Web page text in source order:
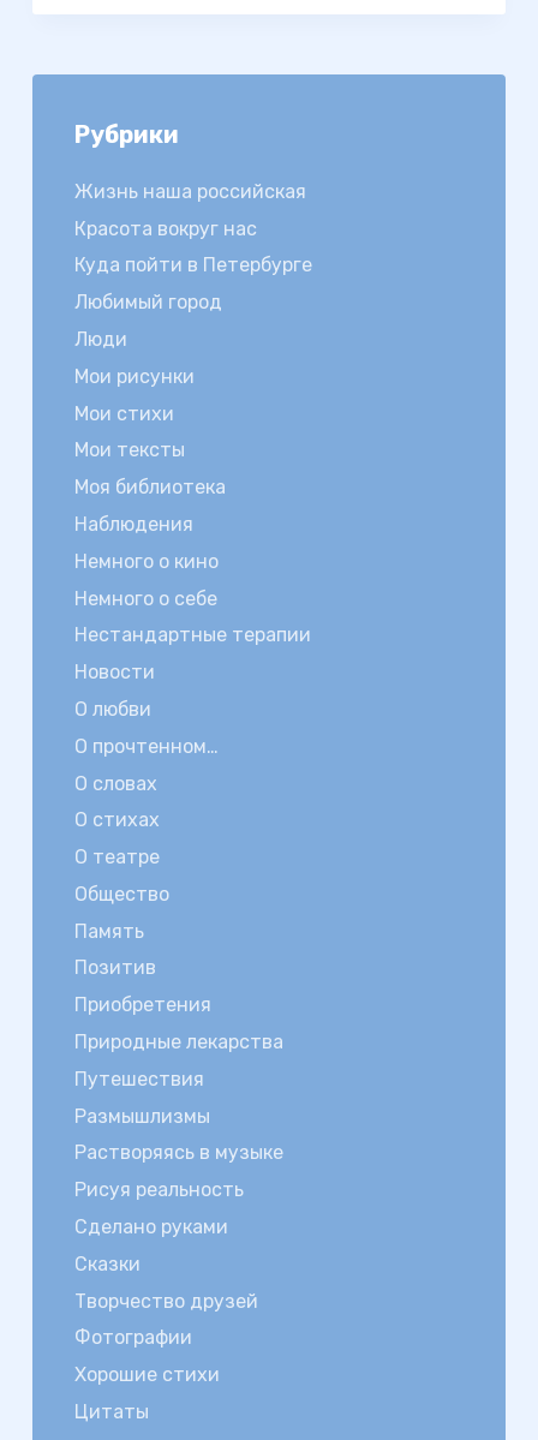
Рубрики
Жизнь наша российская
Красота вокруг нас
Куда пойти в Петербурге
Любимый город
Люди
Мои рисунки
Мои стихи
Мои тексты
Моя библиотека
Наблюдения
Немного о кино
Немного о себе
Нестандартные терапии
Новости
О любви
О прочтенном…
О словах
О стихах
О театре
Общество
Память
Позитив
Приобретения
Природные лекарства
Путешествия
Размышлизмы
Растворяясь в музыке
Рисуя реальность
Сделано руками
Сказки
Творчество друзей
Фотографии
Хорошие стихи
Цитаты